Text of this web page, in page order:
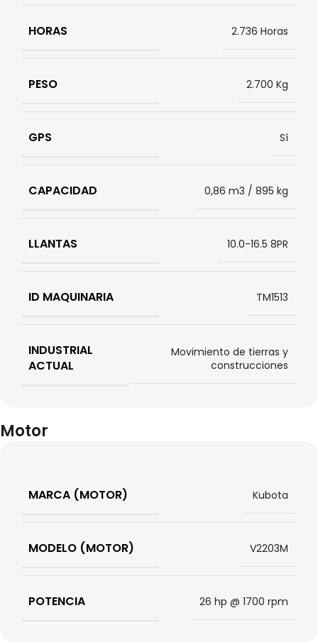
HORAS 2.736 Horas
PESO 2.700 Kg
GPS Sí
CAPACIDAD 0,86 m3 / 895 kg
LLANTAS 10.0-16.5 8PR
ID MAQUINARIA TM1513
INDUSTRIAL
ACTUAL
Movimiento de tierras y
construcciones
Motor
MARCA (MOTOR) Kubota
MODELO (MOTOR) V2203M
POTENCIA 26 hp @ 1700 rpm